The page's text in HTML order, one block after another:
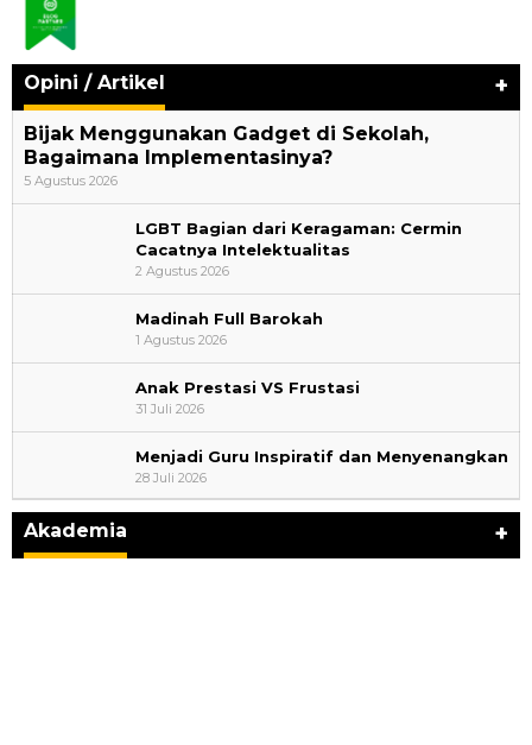
Opini / Artikel +
Bijak Menggunakan Gadget di Sekolah,
Bagaimana Implementasinya?
5 Agustus 2026
LGBT Bagian dari Keragaman: Cermin
Cacatnya Intelektualitas
2 Agustus 2026
Madinah Full Barokah
1 Agustus 2026
Anak Prestasi VS Frustasi
31 Juli 2026
Menjadi Guru Inspiratif dan Menyenangkan
28 Juli 2026
Akademia +
Kemerdekaan dan Maknanya
Di Akademia, Ragam